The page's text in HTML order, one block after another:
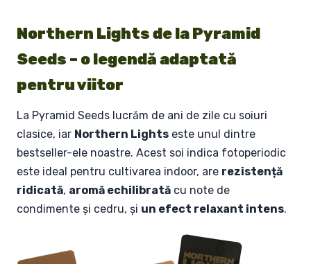
Northern Lights de la Pyramid
Seeds – o legendă adaptată
pentru viitor
La Pyramid Seeds lucrăm de ani de zile cu soiuri
clasice, iar Northern Lights este unul dintre
bestseller-ele noastre. Acest soi indica fotoperiodic
este ideal pentru cultivarea indoor, are rezistență
ridicată, aromă echilibrată cu note de
condimente și cedru, și un efect relaxant intens.